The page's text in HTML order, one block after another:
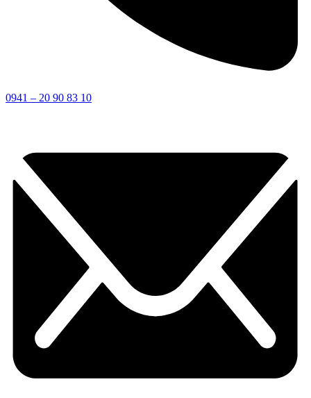
0941 – 20 90 83 10